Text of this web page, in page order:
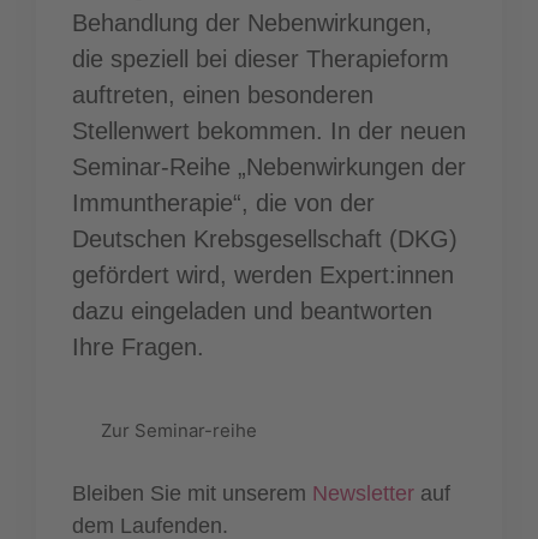
Behandlung der Nebenwirkungen,
die speziell bei dieser Therapieform
auftreten, einen besonderen
Stellenwert bekommen. In der neuen
Seminar-Reihe „Nebenwirkungen der
Immuntherapie“, die von der
Deutschen Krebsgesellschaft (DKG)
gefördert wird, werden Expert:innen
dazu eingeladen und beantworten
Ihre Fragen.
Zur Seminar-reihe
Bleiben Sie mit unserem Newsletter auf
dem Laufenden.